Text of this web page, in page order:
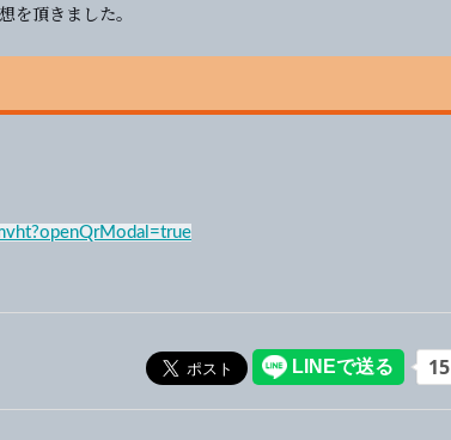
を頂きました。